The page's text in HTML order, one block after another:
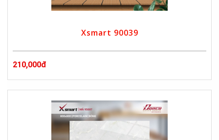
Xsmart 90039
210,000đ